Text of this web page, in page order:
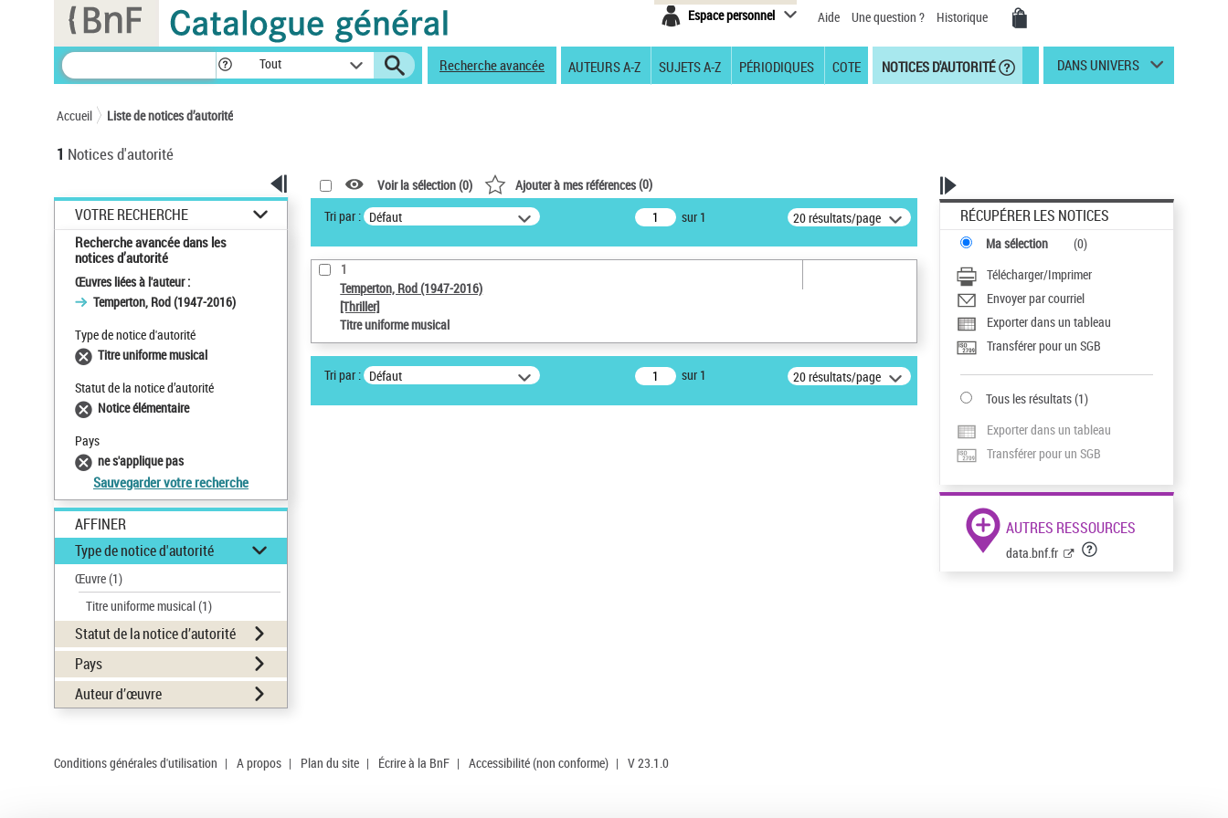
Espace personnel Aide Une question ? Historique
Tout Recherche avancée AUTEURS A-Z SUJETS A-Z PÉRIODIQUES COTE NOTICES D'AUTORITÉ DANS UNIVERS
Accueil Liste de notices d’autorité
1 Notices d'autorité
VOTRE RECHERCHE
Recherche avancée dans les
notices d’autorité
Œuvres liées à l'auteur :
Temperton, Rod (1947-2016)
Type de notice d'autorité
Titre uniforme musical
Statut de la notice d’autorité
Notice élémentaire
Pays
ne s'applique pas
Sauvegarder votre recherche
AFFINER
Type de notice d'autorité
Œuvre(1)
Titre uniforme musical(1)
Statut de la notice d’autorité
Pays
Auteur d’œuvre
Voir la sélection (0) Ajouter à mes références(0)
Tri par : Défaut sur 1 20 résultats/page
1
Temperton, Rod (1947-2016)
[Thriller]
Titre uniforme musical
Tri par : Défaut sur 1 20 résultats/page
RÉCUPÉRER LES NOTICES
Ma sélection (0)
Télécharger/Imprimer
Envoyer par courriel
Exporter dans un tableau
Transférer pour un SGB
Tous les résultats(1)
Exporter dans un tableau
Transférer pour un SGB
AUTRES RESSOURCES
data.bnf.fr
Conditions générales d'utilisation | A propos | Plan du site | Écrire à la BnF | Accessibilité (non conforme) | V 23.1.0
Panneau de gestion des cookies